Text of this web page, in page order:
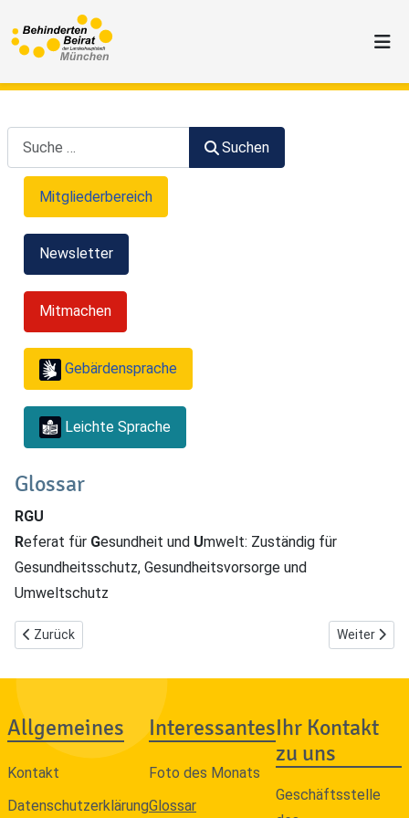
Suchen
Suchen
Mitgliederbereich
Newsletter
Mitmachen
Gebärdensprache
Leichte Sprache
Glossar
RGU
Referat für Gesundheit und Umwelt: Zuständig für
Gesundheitsschutz, Gesundheitsvorsorge und
Umweltschutz
Vorheriger Beitrag: R - Referat
Zurück Nächster
Weiter
Allgemeines
Kontakt
Datenschutzerklärung
Interessantes
Foto des Monats
Glossar
Ihr Kontakt
zu uns
Geschäftsstelle